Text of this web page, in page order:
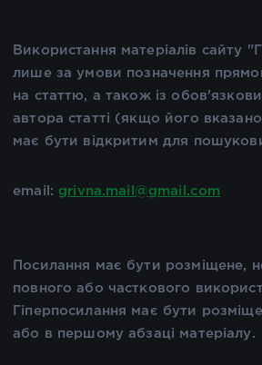
Використання матеріалів сайту
лише за умови позначення
на статтю, а також із
автора статті (якщо його
має бути відкритим для
email: grivna.mail@gmail.com
Посилання має бути розміщене,
повного або часткового
Гіперпосилання має бути
або в першому абзаці матеріалу.